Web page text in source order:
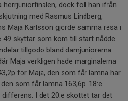
herrjuniorfinalen, dock föll han ifrån
med Rasmus Lindberg,
Maja Karlsson gjorde samma resa i
49 skyttar som kom till start nådde
tillgodo bland damjuniorerna.
Maja verkligen hade marginalerna
för Maja, den som får lämna har
som får lämna 163,6p. 18:e
I det 20:e skottet tar det